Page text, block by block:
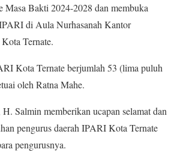
Bakti 2024-2028 dan membuka
di Aula Nurhasanah Kantor
Ternate.
Kota Ternate berjumlah 53 (lima puluh
oleh Ratna Mahe.
Salmin memberikan ucapan selamat dan
pengurus daerah IPARI Kota Ternate
pengurusnya.